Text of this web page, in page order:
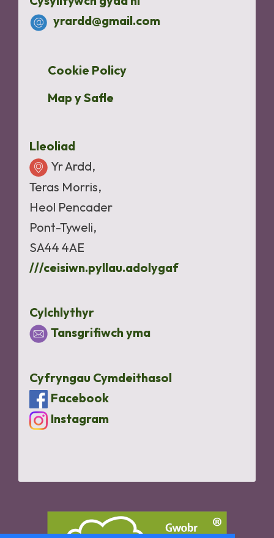
yrardd@gmail.com
Cookie Policy
Map y Safle
Lleoliad
Yr Ardd,
Teras Morris,
Heol Pencader
Pont-Tyweli,
SA44 4AE
///ceisiwn.pyllau.adolygaf
Cylchlythyr
Tansgrifiwch yma
Cyfryngau Cymdeithasol
Facebook
Instagram